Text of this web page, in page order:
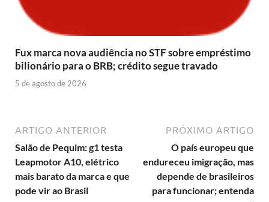
Fux marca nova audiência no STF sobre empréstimo
bilionário para o BRB; crédito segue travado
5 de agosto de 2026
ARTIGO ANTERIOR
Salão de Pequim: g1 testa
Leapmotor A10, elétrico
mais barato da marca e que
pode vir ao Brasil
PRÓXIMO ARTIGO
O país europeu que
endureceu imigração, mas
depende de brasileiros
para funcionar; entenda